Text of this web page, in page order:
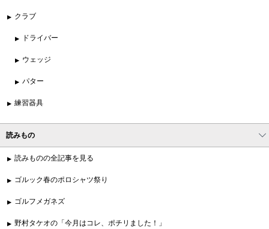
クラブ
ドライバー
ウェッジ
パター
練習器具
読みもの
読みものの全記事を見る
ゴルック春のポロシャツ祭り
ゴルフメガネズ
野村タケオの「今月はコレ、ポチリました！」